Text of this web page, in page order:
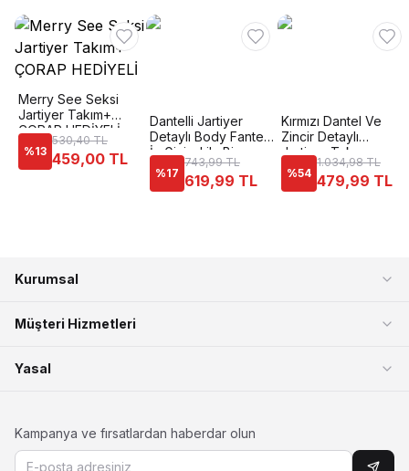
Merry See Seksi
Jartiyer Takım+
ÇORAP HEDİYELİ
%13
530,40 TL
459,00 TL
Dantelli Jartiyer
Detaylı Body Fantezi
İç Giyim Lily Bianca
201
%17
743,99 TL
619,99 TL
Kırmızı Dantel Ve
Zincir Detaylı
Jartiyer Takım
Ruselin 2056
%54
1.034,98 TL
479,99 TL
Kurumsal
Müşteri Hizmetleri
Yasal
Kampanya ve fırsatlardan haberdar olun